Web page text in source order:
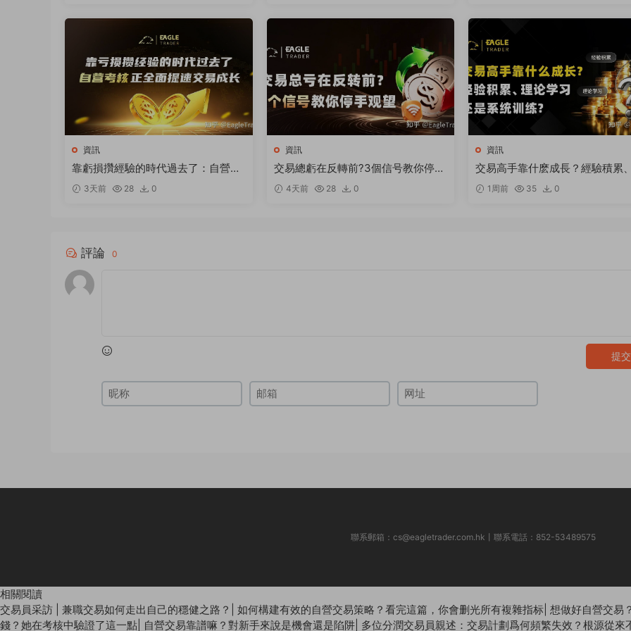
資訊
靠虧損攢經驗的時代過去了：自營考
核正全面提速交易成長
3天前 28 0
資訊
交易總虧在反轉前?3個信号教你停手
觀望4天前 28 0
資訊
交易高手靠什麽成長？經驗積累
論學習還是系統訓練
1周前 35 0
評論 0
提交
聯系郵箱： cs@eagletrader.com.hk 丨聯系電話：852-53489575
相關閱讀
交易員采訪 | 兼職交易如何走出自己的穩健之路？
如何構建有效的自營交易策略？看完這篇，你會删光所有複雜指标 想做好自營交易
錢？她在考核中驗證了這一點 自營交易靠譜嘛？對新手來說是機會還是陷阱 多位分潤交易員親述：交易計劃爲何頻繁失效？根源從來